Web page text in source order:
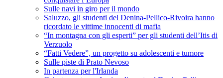
Sulle navi in giro per il mondo
Saluzzo, gli studenti del Denina-Pellico-Rivoira hanno
ricordato le vittime innocenti di mafia
“In montagna con gli esperti” per gli studenti dell’Itis di
Verzuolo
“Fatti Vedere”, un progetto su adolescenti e tumore
Sulle piste di Prato Nevoso
In partenza per l'Irlanda